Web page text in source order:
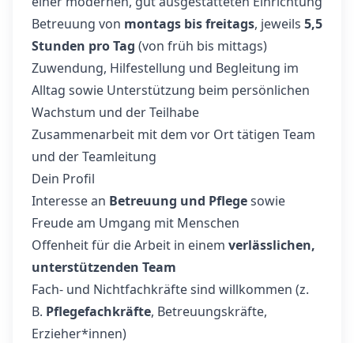
Betreuung von montags bis freitags, jeweils 5,5
Stunden pro Tag (von früh bis mittags)
Zuwendung, Hilfestellung und Begleitung im
Alltag sowie Unterstützung beim persönlichen
Wachstum und der Teilhabe
Zusammenarbeit mit dem vor Ort tätigen Team
und der Teamleitung
Dein Profil
Interesse an Betreuung und Pflegesowie
Freude am Umgang mit Menschen
Offenheit für die Arbeit in einem verlässlichen,
unterstützenden Team
Fach- und Nichtfachkräfte sind willkommen (z.
B. Pflegefachkräfte, Betreuungskräfte,
Erzieher*innen)